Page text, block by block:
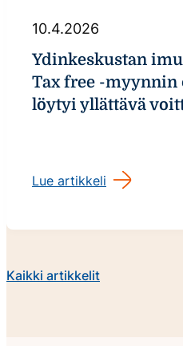
10.4.2026
Ydinkeskustan
Tax free -myynnin
löytyi yllättävä
Lue artikkeli
Kaikki artikkelit